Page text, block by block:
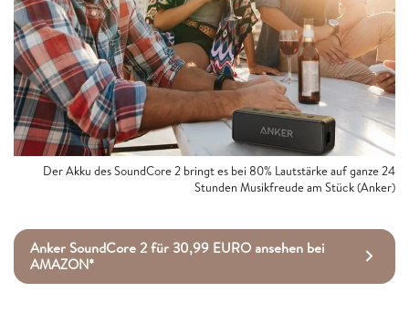
Der Akku des SoundCore 2 bringt es bei 80% Lautstärke auf ganze 24
Stunden Musikfreude am Stück (Anker)
Anker SoundCore 2 für 30,99 EURO ansehen bei
AMAZON*